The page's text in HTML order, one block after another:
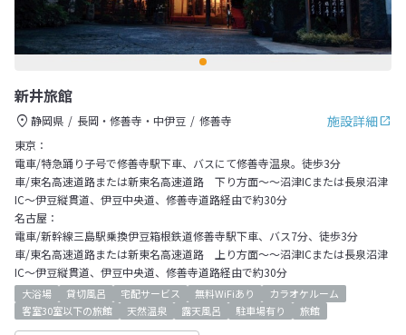
新井旅館
施設詳細
静岡県 長岡・修善寺・中伊豆
修善寺
東京：
電車/特急踊り子号で修善寺駅下車、バスにて修善寺温泉。徒歩3分
車/東名高速道路または新東名高速道路 下り方面～～沼津ICまたは長泉沼津
IC～伊豆縦貫道、伊豆中央道、修善寺道路経由で約30分
名古屋：
電車/新幹線三島駅乗換伊豆箱根鉄道修善寺駅下車、バス7分、徒歩3分
車/東名高速道路または新東名高速道路 上り方面～～沼津ICまたは長泉沼津
IC～伊豆縦貫道、伊豆中央道、修善寺道路経由で約30分
大浴場 貸切風呂 宅配サービス 無料WiFiあり
カラオケルーム
客室30室以下の旅館
天然温泉 露天風呂 駐車場有り 旅館